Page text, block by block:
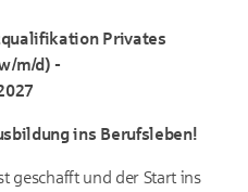
Privates
m/d) -
ins Berufsleben!
geschafft und der Start ins